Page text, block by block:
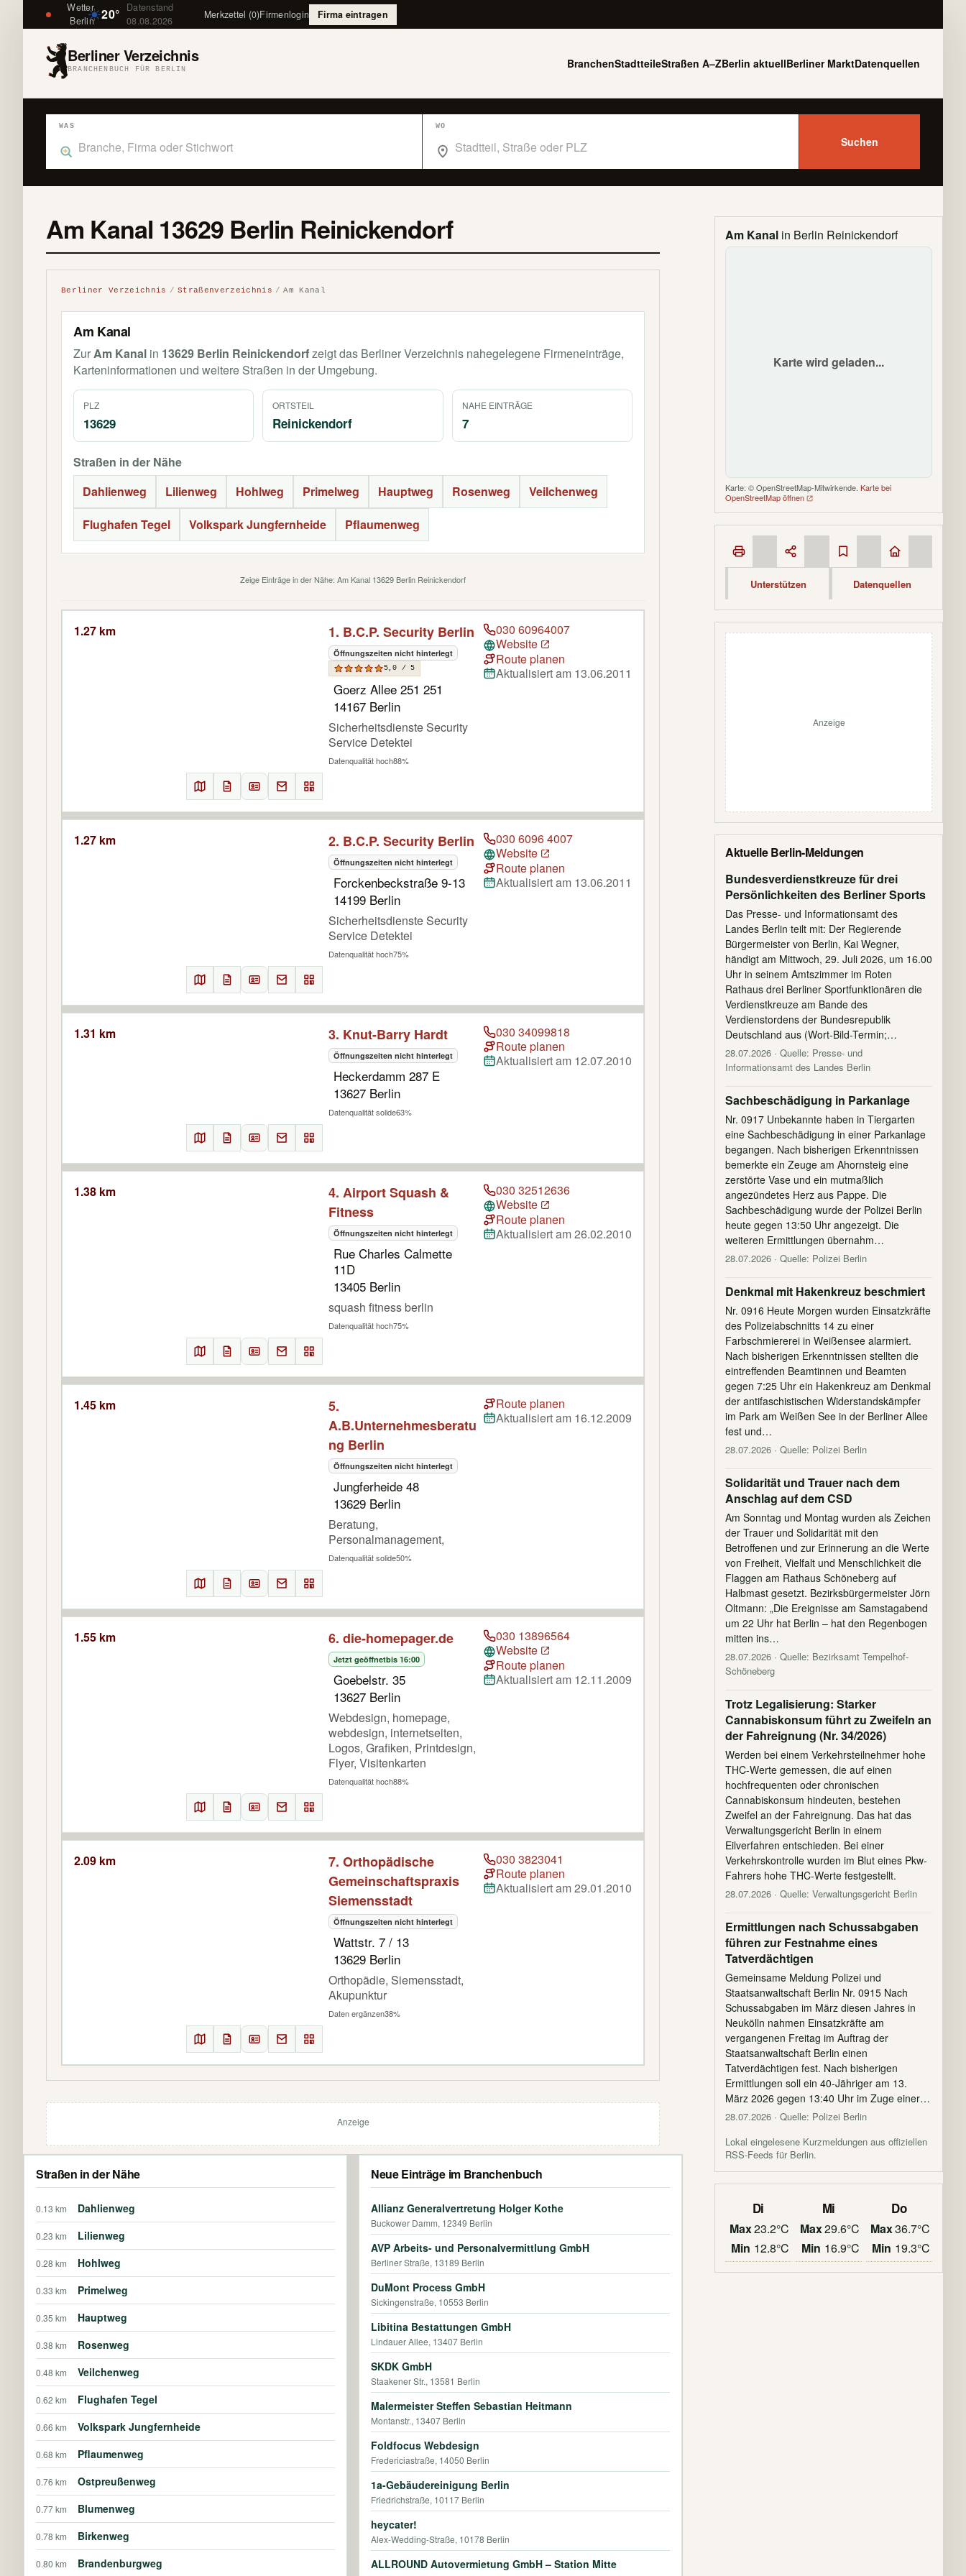
Wetter
Berlin 20°
Datenstand
08.08.2026
Merkzettel (0)Firmenlogin Firma eintragen
Berliner Verzeichnis
BRANCHENBUCH FÜR BERLIN BranchenStadtteileStraßen A–ZBerlin aktuellBerliner MarktDatenquellen
WAS WO
Suchen
Am Kanal in Berlin Reinickendorf
Karte wird geladen...
Karte: © OpenStreetMap-Mitwirkende. Karte bei
OpenStreetMap öffnen
Unterstützen Datenquellen
Anzeige
Aktuelle Berlin-Meldungen
Bundesverdienstkreuze für drei
Persönlichkeiten des Berliner Sports
Das Presse- und Informationsamt des
Landes Berlin teilt mit: Der Regierende
Bürgermeister von Berlin, Kai Wegner,
händigt am Mittwoch, 29. Juli 2026, um 16.00
Uhr in seinem Amtszimmer im Roten
Rathaus drei Berliner Sportfunktionären die
Verdienstkreuze am Bande des
Verdienstordens der Bundesrepublik
Deutschland aus (Wort-Bild-Termin;…
28.07.2026 · Quelle: Presse- und
Informationsamt des Landes Berlin
Sachbeschädigung in Parkanlage
Nr. 0917 Unbekannte haben in Tiergarten
eine Sachbeschädigung in einer Parkanlage
begangen. Nach bisherigen Erkenntnissen
bemerkte ein Zeuge am Ahornsteig eine
zerstörte Vase und ein mutmaßlich
angezündetes Herz aus Pappe. Die
Sachbeschädigung wurde der Polizei Berlin
heute gegen 13:50 Uhr angezeigt. Die
weiteren Ermittlungen übernahm…
28.07.2026 · Quelle: Polizei Berlin
Denkmal mit Hakenkreuz beschmiert
Nr. 0916 Heute Morgen wurden Einsatzkräfte
des Polizeiabschnitts 14 zu einer
Farbschmiererei in Weißensee alarmiert.
Nach bisherigen Erkenntnissen stellten die
eintreffenden Beamtinnen und Beamten
gegen 7:25 Uhr ein Hakenkreuz am Denkmal
der antifaschistischen Widerstandskämpfer
im Park am Weißen See in der Berliner Allee
fest und…
28.07.2026 · Quelle: Polizei Berlin
Solidarität und Trauer nach dem
Anschlag auf dem CSD
Am Sonntag und Montag wurden als Zeichen
der Trauer und Solidarität mit den
Betroffenen und zur Erinnerung an die Werte
von Freiheit, Vielfalt und Menschlichkeit die
Flaggen am Rathaus Schöneberg auf
Halbmast gesetzt. Bezirksbürgermeister Jörn
Oltmann: „Die Ereignisse am Samstagabend
um 22 Uhr hat Berlin – hat den Regenbogen
mitten ins…
28.07.2026 · Quelle: Bezirksamt Tempelhof-
Schöneberg
Trotz Legalisierung: Starker
Cannabiskonsum führt zu Zweifeln an
der Fahreignung (Nr. 34/2026)
Werden bei einem Verkehrsteilnehmer hohe
THC-Werte gemessen, die auf einen
hochfrequenten oder chronischen
Cannabiskonsum hindeuten, bestehen
Zweifel an der Fahreignung. Das hat das
Verwaltungsgericht Berlin in einem
Eilverfahren entschieden. Bei einer
Verkehrskontrolle wurden im Blut eines Pkw-
Fahrers hohe THC-Werte festgestellt.
28.07.2026 · Quelle: Verwaltungsgericht Berlin
Ermittlungen nach Schussabgaben
führen zur Festnahme eines
Tatverdächtigen
Gemeinsame Meldung Polizei und
Staatsanwaltschaft Berlin Nr. 0915 Nach
Schussabgaben im März diesen Jahres in
Neukölln nahmen Einsatzkräfte am
vergangenen Freitag im Auftrag der
Staatsanwaltschaft Berlin einen
Tatverdächtigen fest. Nach bisherigen
Ermittlungen soll ein 40-Jähriger am 13.
März 2026 gegen 13:40 Uhr im Zuge einer…
28.07.2026 · Quelle: Polizei Berlin
Lokal eingelesene Kurzmeldungen aus offiziellen
RSS-Feeds für Berlin.
Di
Max23.2°C
Min 12.8°C
Mi
Max29.6°C
Min 16.9°C
Do
Max36.7°C
Min 19.3°C
Am Kanal 13629 Berlin Reinickendorf
Berliner Verzeichnis Straßenverzeichnis Am Kanal
Am Kanal
ZurAm Kanal in 13629 Berlin Reinickendorfzeigt das Berliner Verzeichnis nahegelegene Firmeneinträge,
Karteninformationen und weitere Straßen in der Umgebung.
PLZ
13629
ORTSTEIL
Reinickendorf
NAHE EINTRÄGE
7
Straßen in der Nähe
Dahlienweg
Lilienweg Hohlweg Primelweg Hauptweg Rosenweg
Veilchenweg
Flughafen Tegel
Volkspark Jungfernheide Pflaumenweg
Zeige Einträge in der Nähe: Am Kanal 13629 Berlin Reinickendorf
1.27 km 1. B.C.P. Security Berlin
Öffnungszeiten nicht hinterlegt
5,0 / 5
Goerz Allee 251 251
14167 Berlin
Sicherheitsdienste Security
Service Detektei
Datenqualität hoch88%
030 60964007
Website
Route planen
Aktualisiert am 13.06.2011
1.27 km 2. B.C.P. Security Berlin
Öffnungszeiten nicht hinterlegt
Forckenbeckstraße 9-13
14199 Berlin
Sicherheitsdienste Security
Service Detektei
Datenqualität hoch75%
030 6096 4007
Website
Route planen
Aktualisiert am 13.06.2011
1.31 km 3. Knut-Barry Hardt
Öffnungszeiten nicht hinterlegt
Heckerdamm 287 E
13627 Berlin
Datenqualität solide63%
030 34099818
Route planen
Aktualisiert am 12.07.2010
1.38 km
4. Airport Squash &
Fitness
Öffnungszeiten nicht hinterlegt
Rue Charles Calmette
11D
13405 Berlin
squash fitness berlin
Datenqualität hoch75%
030 32512636
Website
Route planen
Aktualisiert am 26.02.2010
1.45 km
5.
A.B.Unternehmesberatu
ng Berlin
Öffnungszeiten nicht hinterlegt
Jungferheide 48
13629 Berlin
Beratung,
Personalmanagement,
Datenqualität solide50%
Route planen
Aktualisiert am 16.12.2009
1.55 km 6. die-homepager.de
Jetzt geöffnetbis 16:00
Goebelstr. 35
13627 Berlin
Webdesign, homepage,
webdesign, internetseiten,
Logos, Grafiken, Printdesign,
Flyer, Visitenkarten
Datenqualität hoch88%
030 13896564
Website
Route planen
Aktualisiert am 12.11.2009
2.09 km
7. Orthopädische
Gemeinschaftspraxis
Siemensstadt
Öffnungszeiten nicht hinterlegt
Wattstr. 7 / 13
13629 Berlin
Orthopädie, Siemensstadt,
Akupunktur
Daten ergänzen38%
030 3823041
Route planen
Aktualisiert am 29.01.2010
Anzeige
Straßen in der Nähe
0.13 km Dahlienweg
0.23 km Lilienweg
0.28 km Hohlweg
0.33 km Primelweg
0.35 km Hauptweg
0.38 km Rosenweg
0.48 km Veilchenweg
0.62 km Flughafen Tegel
0.66 km Volkspark Jungfernheide
0.68 km Pflaumenweg
0.76 km Ostpreußenweg
0.77 km Blumenweg
0.78 km Birkenweg
0.80 km Brandenburgweg
Neue Einträge im Branchenbuch
Allianz Generalvertretung Holger Kothe
Buckower Damm, 12349 Berlin
AVP Arbeits- und Personalvermittlung GmbH
Berliner Straße, 13189 Berlin
DuMont Process GmbH
Sickingenstraße, 10553 Berlin
Libitina Bestattungen GmbH
Lindauer Allee, 13407 Berlin
SKDK GmbH
Staakener Str., 13581 Berlin
Malermeister Steffen Sebastian Heitmann
Montanstr., 13407 Berlin
Foldfocus Webdesign
Fredericiastraße, 14050 Berlin
1a-Gebäudereinigung Berlin
Friedrichstraße, 10117 Berlin
heycater!
Alex-Wedding-Straße, 10178 Berlin
ALLROUND Autovermietung GmbH – Station Mitte